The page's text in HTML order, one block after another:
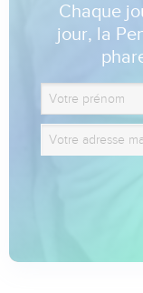
Chaque
jour, la